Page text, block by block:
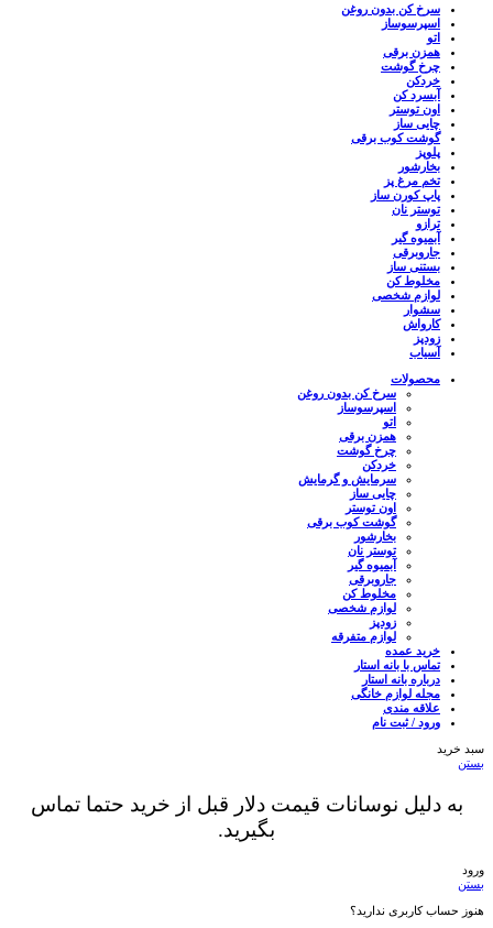
سرخ کن بدون روغن
اسپرسوساز
اتو
همزن برقی
چرخ گوشت
خردکن
آبسرد کن
اون توستر
چایی ساز
گوشت کوب برقی
پلوپز
بخارشور
تخم مرغ پز
پاپ کورن ساز
توستر نان
ترازو
آبمیوه گیر
جاروبرقی
بستنی ساز
مخلوط کن
لوازم شخصی
سشوار
کارواش
زودپز
آسیاب
محصولات
سرخ کن بدون روغن
اسپرسوساز
اتو
همزن برقی
چرخ گوشت
خردکن
سرمایش و گرمایش
چایی ساز
اون توستر
گوشت کوب برقی
بخارشور
توستر نان
آبمیوه گیر
جاروبرقی
مخلوط کن
لوازم شخصی
زودپز
لوازم متفرقه
خرید عمده
تماس با بانه استار
درباره بانه استار
مجله لوازم خانگی
علاقه مندی
ورود / ثبت نام
سبد خرید
بستن
به دلیل نوسانات قیمت دلار قبل از خرید حتما تماس
بگیرید.
ورود
بستن
هنوز حساب کاربری ندارید؟